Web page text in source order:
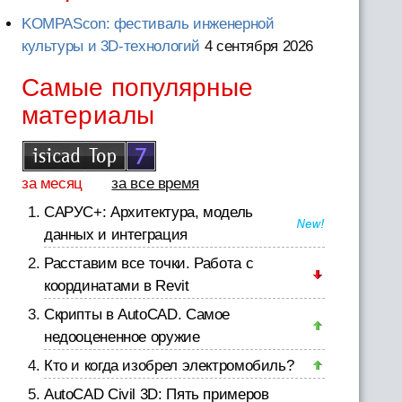
KOMPAScon: фестиваль инженерной
культуры и 3D-технологий 4 сентября 2026
Самые популярные
материалы
за месяц
за все время
САРУС+: Архитектура, модель
данных и интеграция
Расставим все точки. Работа с
координатами в Revit
Скрипты в AutoCAD. Самое
недооцененное оружие
Кто и когда изобрел электромобиль?
AutoCAD Civil 3D: Пять примеров